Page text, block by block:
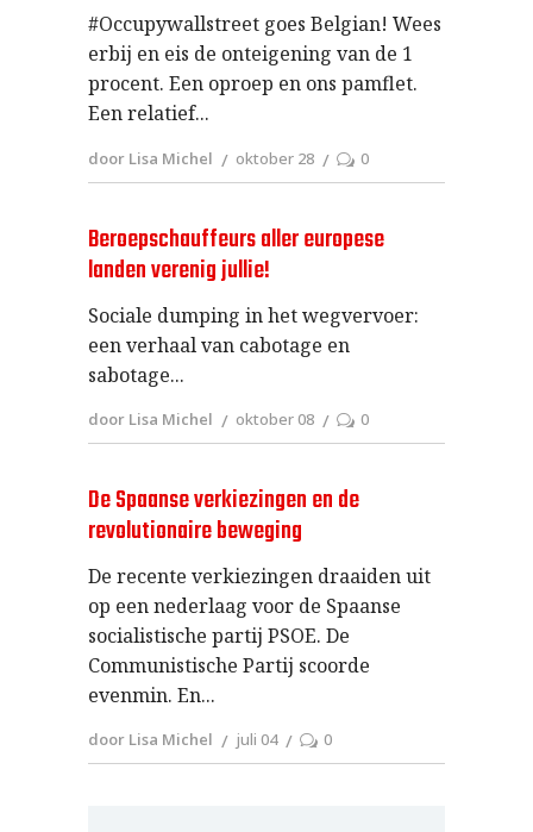
#Occupywallstreet goes Belgian! Wees
erbij en eis de onteigening van de 1
procent. Een oproep en ons pamflet.
Een relatief
door Lisa Michel oktober 28 0
Beroepschauffeurs aller europese
landen verenig jullie!
Sociale dumping in het wegvervoer:
een verhaal van cabotage en
sabotage
door Lisa Michel oktober 08 0
De Spaanse verkiezingen en de
revolutionaire beweging
De recente verkiezingen draaiden uit
op een nederlaag voor de Spaanse
socialistische partij PSOE. De
Communistische Partij scoorde
evenmin. En
door Lisa Michel juli 04 0